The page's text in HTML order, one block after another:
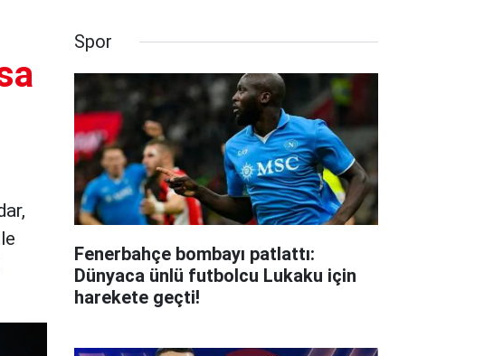
Spor
Fenerbahçe bombayı patlattı:
Dünyaca ünlü futbolcu Lukaku için
harekete geçti!